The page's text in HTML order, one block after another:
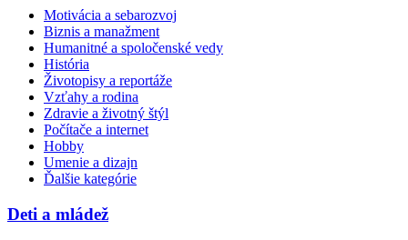
Motivácia a sebarozvoj
Biznis a manažment
Humanitné a spoločenské vedy
História
Životopisy a reportáže
Vzťahy a rodina
Zdravie a životný štýl
Počítače a internet
Hobby
Umenie a dizajn
Ďalšie kategórie
Deti a mládež